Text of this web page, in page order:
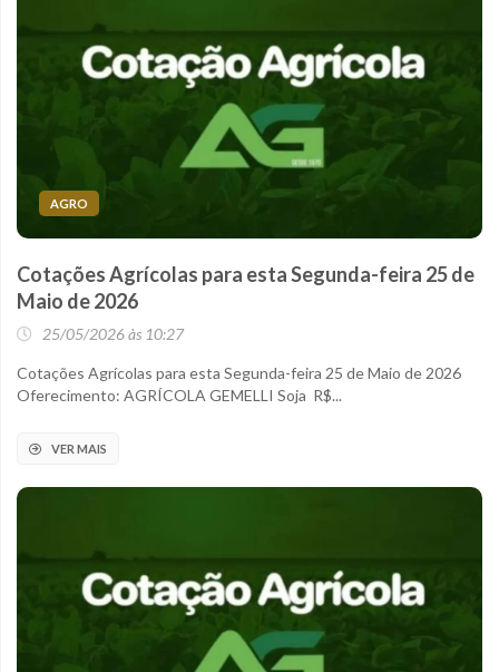
AGRO
Cotações Agrícolas para esta Segunda-feira 25 de
Maio de 2026
25/05/2026 às 10:27
Cotações Agrícolas para esta Segunda-feira 25 de Maio de 2026
Oferecimento: AGRÍCOLA GEMELLI Soja R$...
VER MAIS